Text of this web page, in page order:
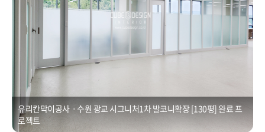
유리칸막이공사ㆍ수원 광교 시그니처1차 발코니확장 [130평] 완료 프
로젝트